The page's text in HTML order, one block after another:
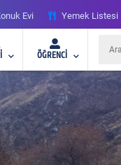
Evi Yemek Listesi
ÖĞRENCİ